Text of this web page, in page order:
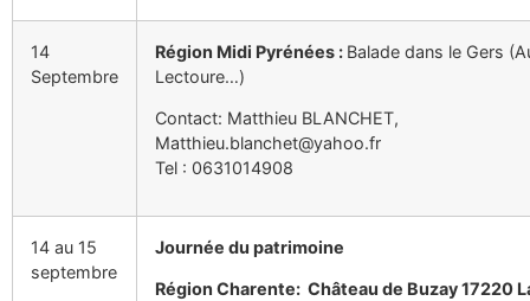
14
Septembre
Région Midi Pyrénées : Balade dans le Gers
Lectoure…)
Contact: Matthieu BLANCHET,
Matthieu.blanchet@yahoo.fr
Tel : 0631014908
14 au 15
septembre
Journée du patrimoine
Région Charente: Château de Buzay 17220